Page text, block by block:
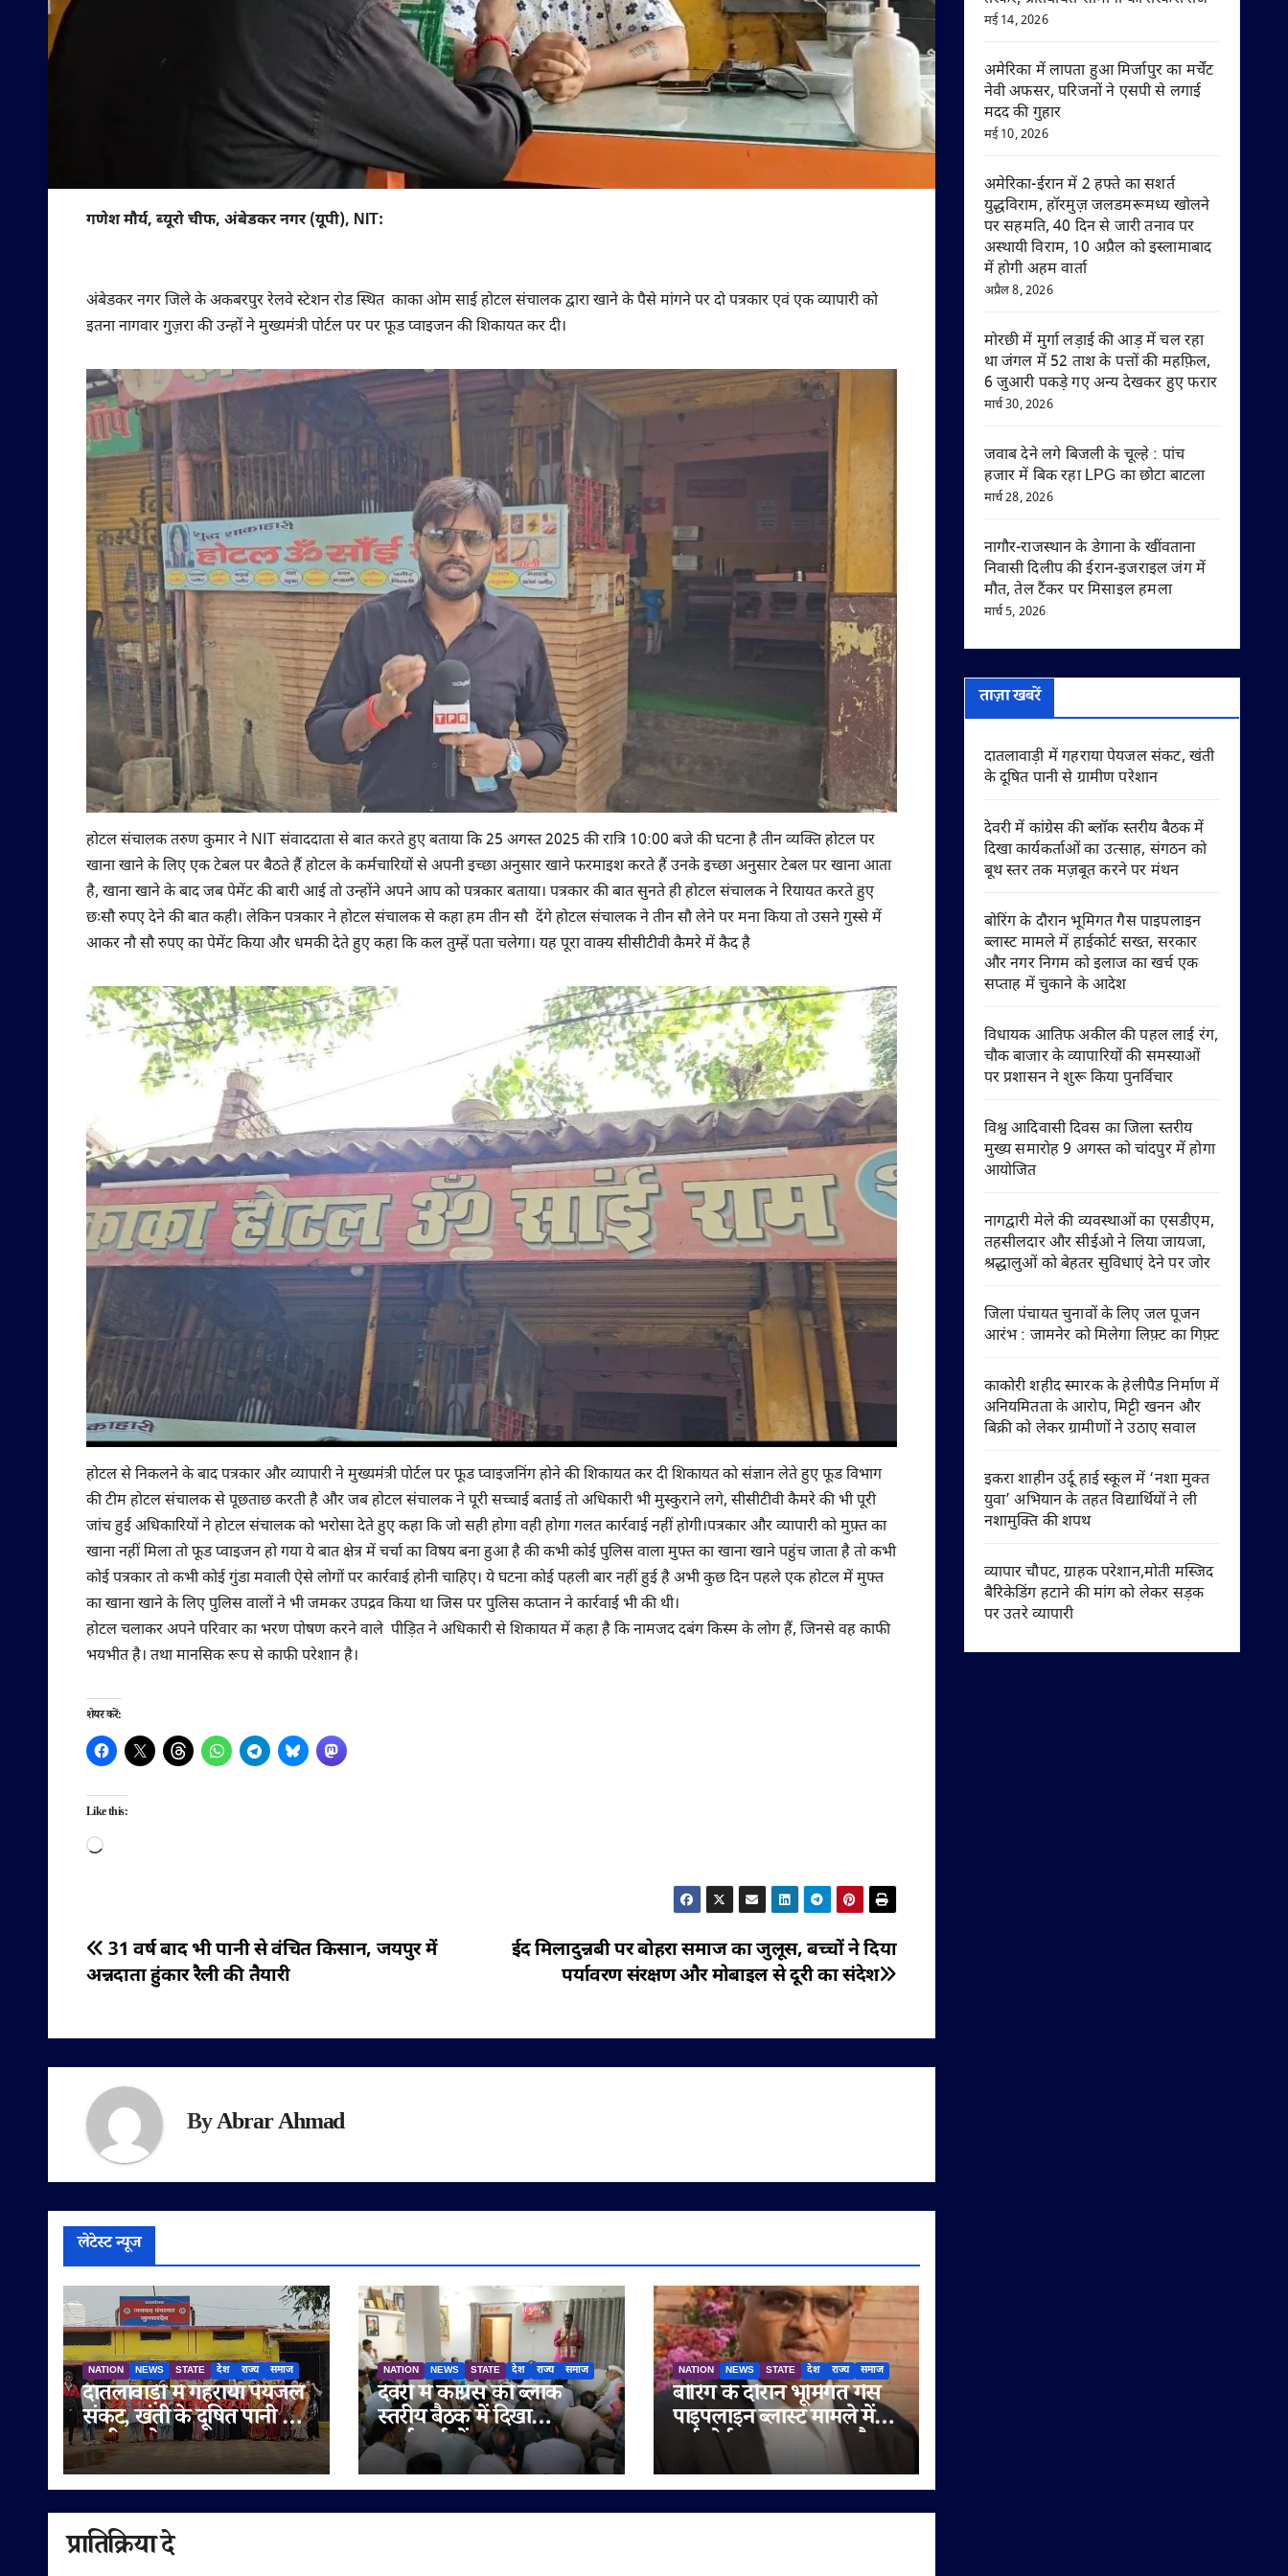
गणेश मौर्य, ब्यूरो चीफ, अंबेडकर नगर (यूपी), NIT:
अंबेडकर नगर जिले के अकबरपुर रेलवे स्टेशन रोड स्थित काका ओम साई होटल संचालक द्वारा खाने के पैसे मांगने पर दो पत्रकार एवं एक व्यापारी को
इतना नागवार गुज़रा की उन्हों ने मुख्यमंत्री पोर्टल पर पर फूड प्वाइजन की शिकायत कर दी।
होटल संचालक तरुण कुमार ने NIT संवाददाता से बात करते हुए बताया कि 25 अगस्त 2025 की रात्रि 10:00 बजे की घटना है तीन व्यक्ति होटल पर
खाना खाने के लिए एक टेबल पर बैठते हैं होटल के कर्मचारियों से अपनी इच्छा अनुसार खाने फरमाइश करते हैं उनके इच्छा अनुसार टेबल पर खाना आता
है, खाना खाने के बाद जब पेमेंट की बारी आई तो उन्होंने अपने आप को पत्रकार बताया। पत्रकार की बात सुनते ही होटल संचालक ने रियायत करते हुए
छःसौ रुपए देने की बात कही। लेकिन पत्रकार ने होटल संचालक से कहा हम तीन सौ देंगे होटल संचालक ने तीन सौ लेने पर मना किया तो उसने गुस्से में
आकर नौ सौ रुपए का पेमेंट किया और धमकी देते हुए कहा कि कल तुम्हें पता चलेगा। यह पूरा वाक्य सीसीटीवी कैमरे में कैद है
होटल से निकलने के बाद पत्रकार और व्यापारी ने मुख्यमंत्री पोर्टल पर फूड प्वाइजनिंग होने की शिकायत कर दी शिकायत को संज्ञान लेते हुए फूड विभाग
की टीम होटल संचालक से पूछताछ करती है और जब होटल संचालक ने पूरी सच्चाई बताई तो अधिकारी भी मुस्कुराने लगे, सीसीटीवी कैमरे की भी पूरी
जांच हुई अधिकारियों ने होटल संचालक को भरोसा देते हुए कहा कि जो सही होगा वही होगा गलत कार्रवाई नहीं होगी।पत्रकार और व्यापारी को मुफ़्त का
खाना नहीं मिला तो फूड प्वाइजन हो गया ये बात क्षेत्र में चर्चा का विषय बना हुआ है की कभी कोई पुलिस वाला मुफ्त का खाना खाने पहुंच जाता है तो कभी
कोई पत्रकार तो कभी कोई गुंडा मवाली ऐसे लोगों पर कार्रवाई होनी चाहिए। ये घटना कोई पहली बार नहीं हुई है अभी कुछ दिन पहले एक होटल में मुफ्त
का खाना खाने के लिए पुलिस वालों ने भी जमकर उपद्रव किया था जिस पर पुलिस कप्तान ने कार्रवाई भी की थी।
होटल चलाकर अपने परिवार का भरण पोषण करने वाले पीड़ित ने अधिकारी से शिकायत में कहा है कि नामजद दबंग किस्म के लोग हैं, जिनसे वह काफी
भयभीत है। तथा मानसिक रूप से काफी परेशान है।
शेयर करें:
Like this:
Loading…
पोस्ट
नेविगेशन
ईद मिलादुन्नबी पर बोहरा समाज का जुलूस, बच्चों ने दिया
पर्यावरण संरक्षण और मोबाइल से दूरी का संदेश
31 वर्ष बाद भी पानी से वंचित किसान, जयपुर में
अन्नदाता हुंकार रैली की तैयारी
ByAbrar Ahmad
लेटेस्ट न्यूज
NATION NEWS STATE देश राज्य समाज
दातलावाड़ी में गहराया पेयजल
संकट, खंती के दूषित पानी से
ग्रामीण परेशान
NATION NEWS STATE देश राज्य समाज
देवरी में कांग्रेस की ब्लॉक
स्तरीय बैठक में दिखा
कार्यकर्ताओं का उत्साह,
संगठन को बूथ स्तर तक
मज़बूत करने पर मंथन
NATION NEWS STATE देश राज्य समाज
बोरिंग के दौरान भूमिगत गैस
पाइपलाइन ब्लास्ट मामले में
हाईकोर्ट सख्त, सरकार और
नगर निगम को इलाज का खर्च
एक सप्ताह में चुकाने के आदेश
प्रातिक्रिया दे
मई 14, 2026
अमेरिका में लापता हुआ मिर्जापुर का मर्चेंट
नेवी अफसर, परिजनों ने एसपी से लगाई
मदद की गुहार
मई 10, 2026
अमेरिका-ईरान में 2 हफ्ते का सशर्त
युद्धविराम, हॉरमुज़ जलडमरूमध्य खोलने
पर सहमति, 40 दिन से जारी तनाव पर
अस्थायी विराम, 10 अप्रैल को इस्लामाबाद
में होगी अहम वार्ता
अप्रैल 8, 2026
मोरछी में मुर्गा लड़ाई की आड़ में चल रहा
था जंगल में 52 ताश के पत्तों की महफ़िल,
6 जुआरी पकड़े गए अन्य देखकर हुए फरार
मार्च 30, 2026
जवाब देने लगे बिजली के चूल्हे : पांच
हजार में बिक रहा LPG का छोटा बाटला
मार्च 28, 2026
नागौर-राजस्थान के डेगाना के खींवताना
निवासी दिलीप की ईरान-इजराइल जंग में
मौत, तेल टैंकर पर मिसाइल हमला
मार्च 5, 2026
ताज़ा खबरें
दातलावाड़ी में गहराया पेयजल संकट, खंती
के दूषित पानी से ग्रामीण परेशान
देवरी में कांग्रेस की ब्लॉक स्तरीय बैठक में
दिखा कार्यकर्ताओं का उत्साह, संगठन को
बूथ स्तर तक मज़बूत करने पर मंथन
बोरिंग के दौरान भूमिगत गैस पाइपलाइन
ब्लास्ट मामले में हाईकोर्ट सख्त, सरकार
और नगर निगम को इलाज का खर्च एक
सप्ताह में चुकाने के आदेश
विधायक आतिफ अकील की पहल लाई रंग,
चौक बाजार के व्यापारियों की समस्याओं
पर प्रशासन ने शुरू किया पुनर्विचार
विश्व आदिवासी दिवस का जिला स्तरीय
मुख्य समारोह 9 अगस्त को चांदपुर में होगा
आयोजित
नागद्वारी मेले की व्यवस्थाओं का एसडीएम,
तहसीलदार और सीईओ ने लिया जायजा,
श्रद्धालुओं को बेहतर सुविधाएं देने पर जोर
जिला पंचायत चुनावों के लिए जल पूजन
आरंभ : जामनेर को मिलेगा लिफ़्ट का गिफ़्ट
काकोरी शहीद स्मारक के हेलीपैड निर्माण में
अनियमितता के आरोप, मिट्टी खनन और
बिक्री को लेकर ग्रामीणों ने उठाए सवाल
इकरा शाहीन उर्दू हाई स्कूल में ‘नशा मुक्त
युवा’ अभियान के तहत विद्यार्थियों ने ली
नशामुक्ति की शपथ
व्यापार चौपट, ग्राहक परेशान,मोती मस्जिद
बैरिकेडिंग हटाने की मांग को लेकर सड़क
पर उतरे व्यापारी